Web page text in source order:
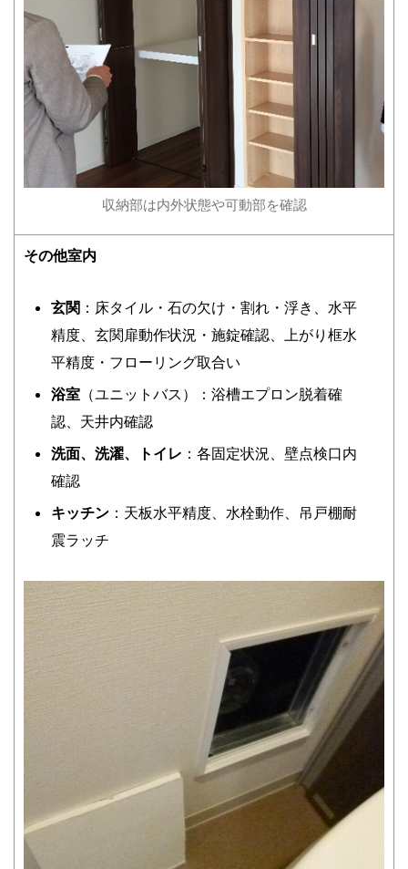
収納部は内外状態や可動部を確認
その他室内
玄関 ：床タイル・石の欠け・割れ・浮き、水平
精度、玄関扉動作状況・施錠確認、上がり框水
平精度・フローリング取合い
浴室 （ユニットバス）：浴槽エプロン脱着確
認、天井内確認
洗面、洗濯、トイレ ：各固定状況、壁点検口内
確認
キッチン ：天板水平精度、水栓動作、吊戸棚耐
震ラッチ